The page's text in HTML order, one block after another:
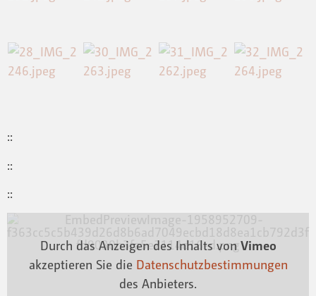
::
::
::
Durch das Anzeigen des Inhalts von Vimeo
akzeptieren Sie die Datenschutzbestimmungen
des Anbieters.